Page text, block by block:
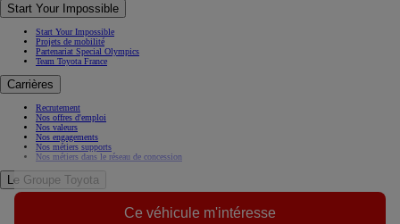
Ce véhicule m'intéresse
Start Your Impossible
Start Your Impossible
Projets de mobilité
Partenariat Special Olympics
Team Toyota France
Carrières
Recrutement
Nos offres d'emploi
Nos valeurs
Nos engagements
Nos métiers supports
Nos métiers dans le réseau de concession
Le Groupe Toyota